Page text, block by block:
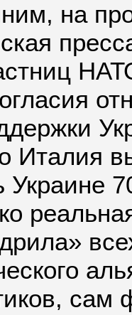
на
Италия
Украине
сам